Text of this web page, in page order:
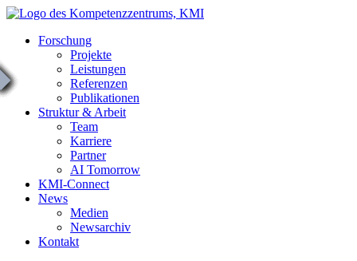
Zum
springenForschung
Projekte
Leistungen
Referenzen
Publikationen
Struktur & Arbeit
Team
Karriere
Partner
AI Tomorrow
KMI-Connect
News
Medien
Newsarchiv
Kontakt